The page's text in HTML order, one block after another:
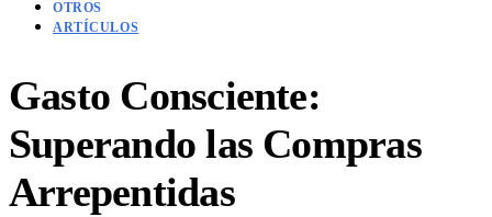
OTROS
ARTÍCULOS
Gasto Consciente:
Superando las Compras
Arrepentidas